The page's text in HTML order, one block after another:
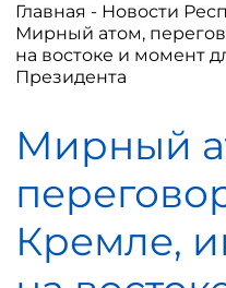
Главная - Новости
Мирный атом,
на востоке и момент
Президента
Мирный
Кремле,